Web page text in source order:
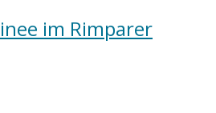
im Rimparer